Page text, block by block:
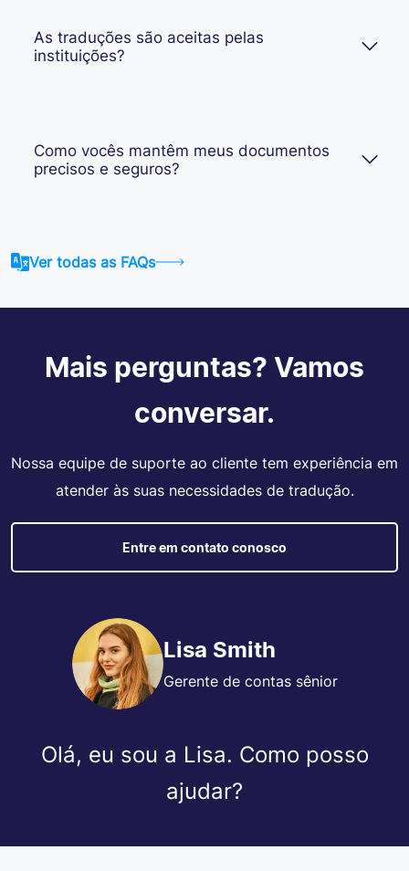
As traduções são aceitas pelas
instituições?
Como vocês mantêm meus documentos
precisos e seguros?
Ver todas as FAQs
Mais perguntas? Vamos
conversar.
Nossa equipe de suporte ao cliente tem experiência em
atender às suas necessidades de tradução.
Entre em contato conosco
Lisa Smith
Gerente de contas sênior
Olá, eu sou a Lisa. Como posso
ajudar?